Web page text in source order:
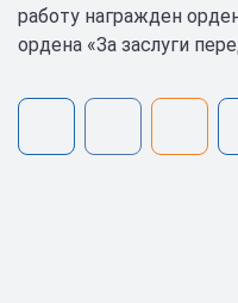
работу награжден
ордена «За заслуги